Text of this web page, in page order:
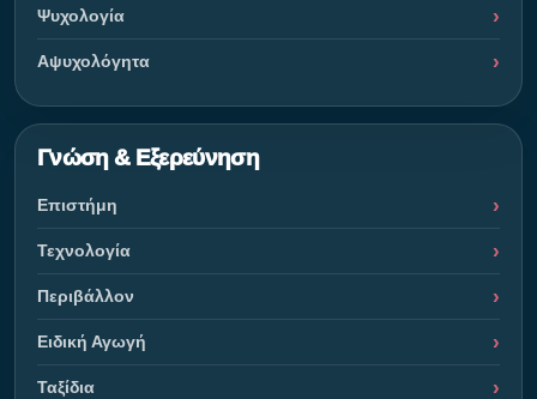
Ψυχολογία
Αψυχολόγητα
Γνώση & Εξερεύνηση
Επιστήμη
Τεχνολογία
Περιβάλλον
Ειδική Αγωγή
Ταξίδια